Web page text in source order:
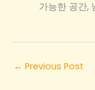
가능한 공간,
← Previous Post